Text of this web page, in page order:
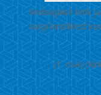
Veebiajakiri Kirik
sarja kirstlikest
Kristlike koolide
Eestis (1. osa)
Kristlike koolide